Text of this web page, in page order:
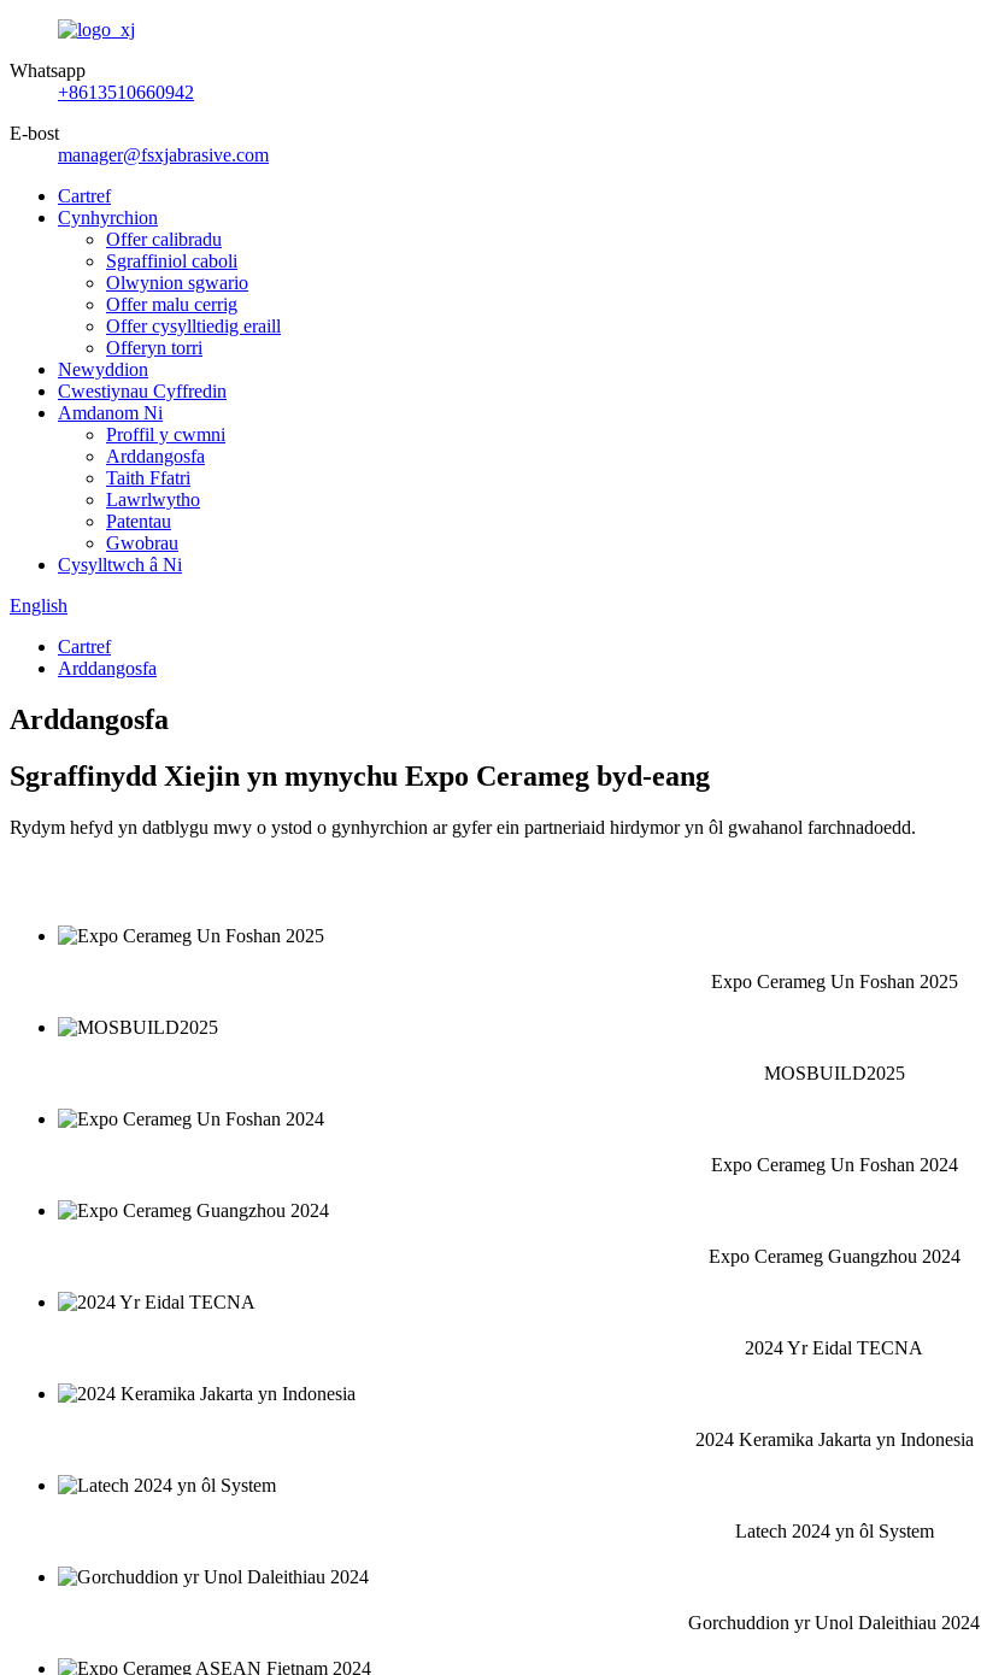
Whatsapp
+8613510660942
E-bost
manager@fsxjabrasive.com
Cartref
Cynhyrchion
Offer calibradu
Sgraffiniol caboli
Olwynion sgwario
Offer malu cerrig
Offer cysylltiedig eraill
Offeryn torri
Newyddion
Cwestiynau Cyffredin
Amdanom Ni
Proffil y cwmni
Arddangosfa
Taith Ffatri
Lawrlwytho
Patentau
Gwobrau
Cysylltwch â Ni
English
Cartref
Arddangosfa
Arddangosfa
Sgraffinydd Xiejin yn mynychu Expo Cerameg byd-eang
Rydym hefyd yn datblygu mwy o ystod o gynhyrchion ar gyfer ein partneriaid hirdymor yn ôl gwahanol farchnadoedd.
Expo Cerameg Un Foshan 2025
MOSBUILD2025
Expo Cerameg Un Foshan 2024
Expo Cerameg Guangzhou 2024
2024 Yr Eidal TECNA
2024 Keramika Jakarta yn Indonesia
Latech 2024 yn ôl System
Gorchuddion yr Unol Daleithiau 2024